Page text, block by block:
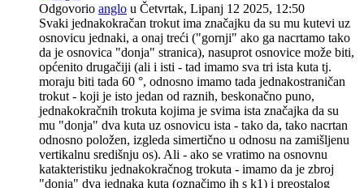
Odgovorio anglo u Četvrtak, Lipanj 12 2025, 12:50
Svaki jednakokračan trokut ima značajku da su mu kutevi uz
osnovicu jednaki, a onaj treći ("gornji" ako ga nacrtamo tako
da je osnovica "donja" stranica), nasuprot osnovice može biti,
općenito drugačiji (ali i isti - tad imamo sva tri ista kuta tj.
moraju biti tada 60 °, odnosno imamo tada jednakostraničan
trokut - koji je isto jedan od raznih, beskonačno puno,
jednakokračnih trokuta kojima je svima ista značajka da su
mu "donja" dva kuta uz osnovicu ista - tako da, tako nacrtan
odnosno položen, izgleda simertično u odnosu na zamišljenu
vertikalnu središnju os). Ali - ako se vratimo na osnovnu
katakteristiku jednakokračnog trokuta - imamo da je zbroj
"donja" dva jednaka kuta (označimo ih s k1) i preostalog